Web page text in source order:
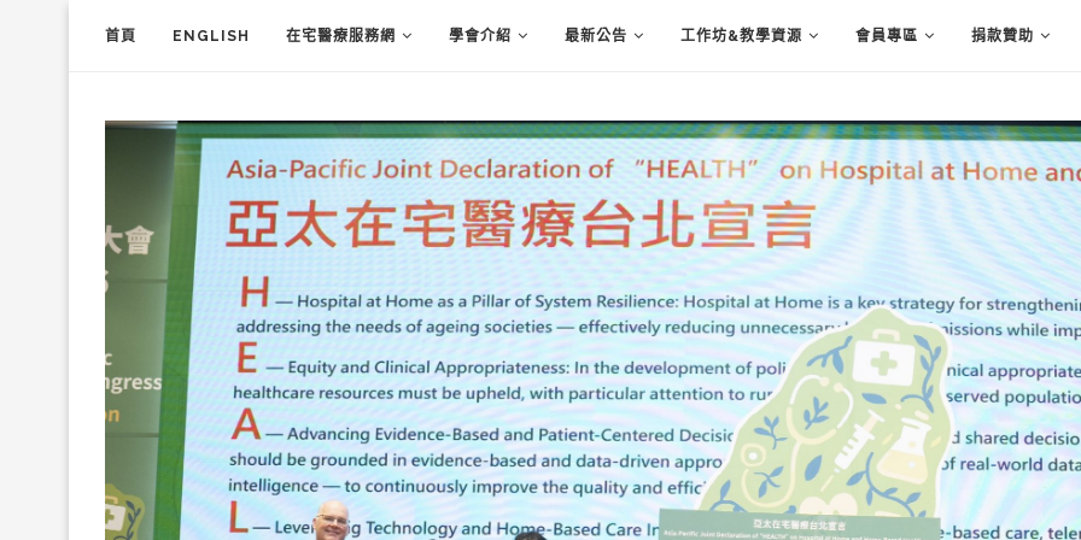
首頁 ENGLISH 在宅醫療服務網 學會介紹 最新公告 工作坊&教學資源 會員專區 捐款贊助